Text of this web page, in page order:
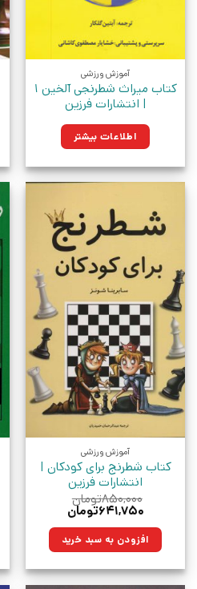
آموزش ورزشی
کتاب میراث شطرنجی آلخین 1
| انتشارات فرزین
اطلاعات بیشتر
آموزش ورزشی
کتاب شطرنج برای کودکان |
انتشارات فرزین
۸۵۰,۰۰۰تومان
قیمت
۸۵۰,۰۰۰تومان
بود.
۶۴۱,۷۵۰تومان
۶۴۱,۷۵۰تومان.افزودن به سبد خرید